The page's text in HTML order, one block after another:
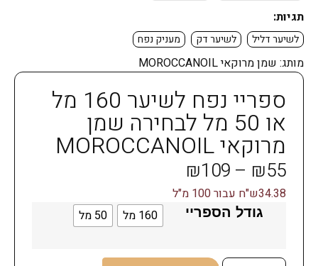
ספריי נפח לשיער 160 מל
או 50 מל לבחירה שמן
מרוקאי MOROCCANOIL
₪55
–
₪109
34.38ש"ח עבור 100 מ"ל
גודל הספריי 160 מל 50 מל
תגיות:
לשיער דליל לשיער דק מעניק נפח
מותג: שמן מרוקאי MOROCCANOIL